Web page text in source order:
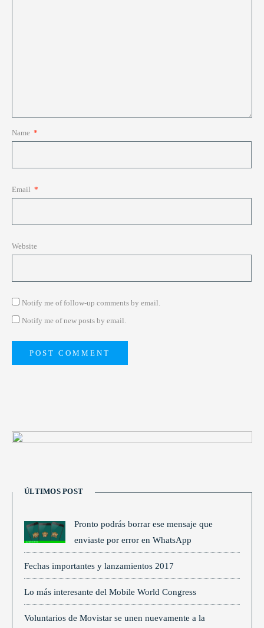
Name *
Email *
Website
Notify me of follow-up comments by email.
Notify me of new posts by email.
ÚLTIMOS POST
Pronto podrás borrar ese mensaje que
enviaste por error en WhatsApp
Fechas importantes y lanzamientos 2017
Lo más interesante del Mobile World Congress
Voluntarios de Movistar se unen nuevamente a la